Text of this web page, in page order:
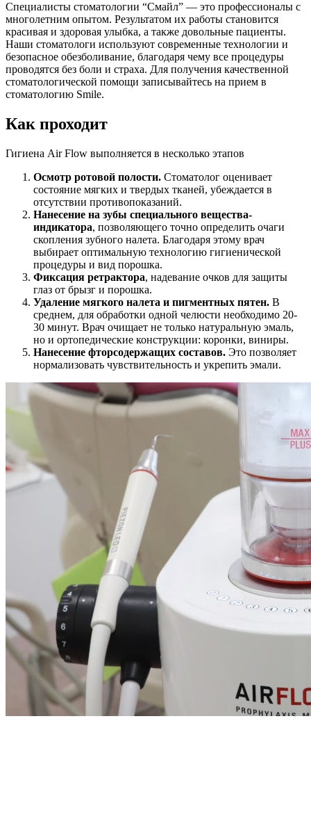
Специалисты стоматологии “Смайл” — это профессионалы с
многолетним опытом. Результатом их работы становится
красивая и здоровая улыбка, а также довольные пациенты.
Наши стоматологи используют современные технологии и
безопасное обезболивание, благодаря чему все процедуры
проводятся без боли и страха. Для получения качественной
стоматологической помощи записывайтесь на прием в
стоматологию Smile.
Как проходит
Гигиена Air Flow выполняется в несколько этапов
Осмотр ротовой полости. Стоматолог оценивает
состояние мягких и твердых тканей, убеждается в
отсутствии противопоказаний.
Нанесение на зубы специального вещества-
индикатора, позволяющего точно определить очаги
скопления зубного налета. Благодаря этому врач
выбирает оптимальную технологию гигиенической
процедуры и вид порошка.
Фиксация ретрактора, надевание очков для защиты
глаз от брызг и порошка.
Удаление мягкого налета и пигментных пятен. В
среднем, для обработки одной челюсти необходимо 20-
30 минут. Врач очищает не только натуральную эмаль,
но и ортопедические конструкции: коронки, виниры.
Нанесение фторсодержащих составов. Это позволяет
нормализовать чувствительность и укрепить эмали.